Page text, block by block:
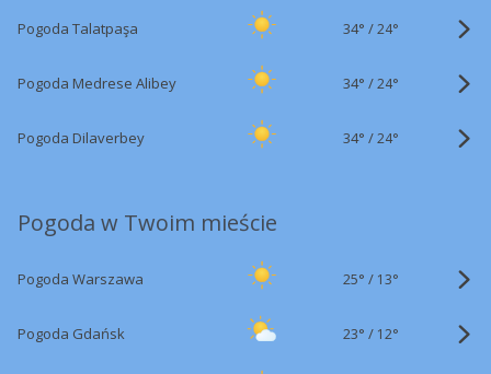
Pogoda Talatpaşa 34° /24°
Pogoda Medrese Alibey 34° /24°
Pogoda Dilaverbey 34° /24°
Pogoda w Twoim mieście
Pogoda Warszawa 25° / 13°
Pogoda Gdańsk 23° / 12°